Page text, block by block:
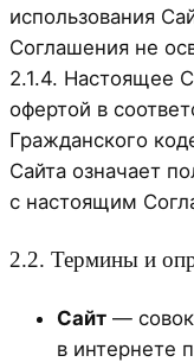
использования
Соглашения не
2.1.4. Настоящее
офертой в
Гражданского
Сайта означает
с настоящим
2.2. Термины и
Сайт —
в интернете